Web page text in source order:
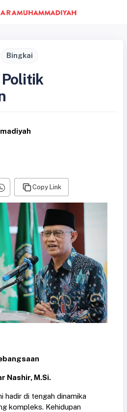
Bingkai
Copy Link
Nashir, M.Si.
hadir di tengah dinamika
kompleks. Kehidupan